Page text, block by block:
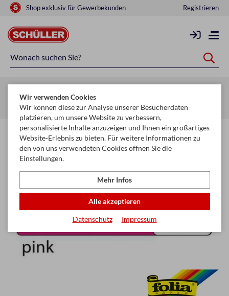
Shop exklusiv für Gewerbekunden Registrieren
Startseite Schule & Büro Papier Fotokarton & Tonpapier
Wir verwenden Cookies
Wir können diese zur Analyse unserer Besucherdaten
platzieren, um unsere Website zu verbessern,
personalisierte Inhalte anzuzeigen und Ihnen ein großartiges
Website-Erlebnis zu bieten. Für weitere Informationen zu
den von uns verwendeten Cookies öffnen Sie die
Einstellungen.
Mehr Infos
Alle akzeptieren
Datenschutz Impressum